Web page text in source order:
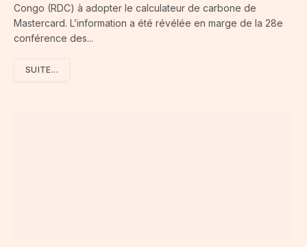
Congo (RDC) à adopter le calculateur de carbone de
Mastercard. L’information a été révélée en marge de la 28e
conférence des...
SUITE...